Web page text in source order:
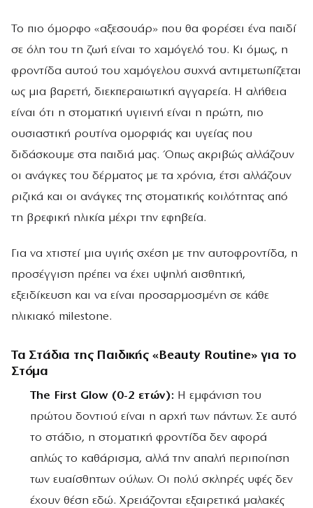
Το πιο όμορφο «αξεσουάρ» που θα φορέσει ένα παιδί
σε όλη του τη ζωή είναι το χαμόγελό του. Κι όμως, η
φροντίδα αυτού του χαμόγελου συχνά αντιμετωπίζεται
ως μια βαρετή, διεκπεραιωτική αγγαρεία. Η αλήθεια
είναι ότι η στοματική υγιεινή είναι η πρώτη, πιο
ουσιαστική ρουτίνα ομορφιάς και υγείας που
διδάσκουμε στα παιδιά μας. Όπως ακριβώς αλλάζουν
οι ανάγκες του δέρματος με τα χρόνια, έτσι αλλάζουν
ριζικά και οι ανάγκες της στοματικής κοιλότητας από
τη βρεφική ηλικία μέχρι την εφηβεία.
Για να χτιστεί μια υγιής σχέση με την αυτοφροντίδα, η
προσέγγιση πρέπει να έχει υψηλή αισθητική,
εξειδίκευση και να είναι προσαρμοσμένη σε κάθε
ηλικιακό milestone.
Τα Στάδια της Παιδικής «Beauty Routine» για το
Στόμα
The First Glow (0-2 ετών): Η εμφάνιση του
πρώτου δοντιού είναι η αρχή των πάντων. Σε αυτό
το στάδιο, η στοματική φροντίδα δεν αφορά
απλώς το καθάρισμα, αλλά την απαλή περιποίηση
των ευαίσθητων ούλων. Οι πολύ σκληρές υφές δεν
έχουν θέση εδώ. Χρειάζονται εξαιρετικά μαλακές